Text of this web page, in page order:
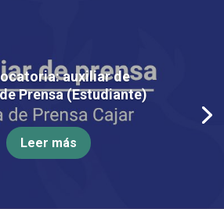
auxiliar de
Prensa (Estudiante)
Leer más